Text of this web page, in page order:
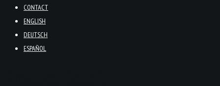
CONTACT
ENGLISH
DEUTSCH
ESPAÑOL